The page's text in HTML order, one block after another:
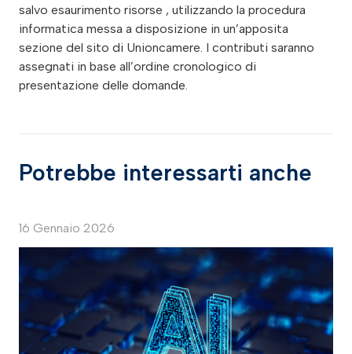
salvo esaurimento risorse , utilizzando la procedura
informatica messa a disposizione in un’apposita
sezione del sito di Unioncamere. I contributi saranno
assegnati in base all’ordine cronologico di
presentazione delle domande.
Potrebbe interessarti anche
16 Gennaio 2026